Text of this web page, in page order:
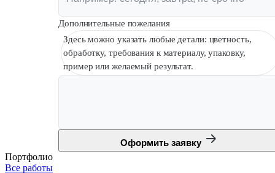
Дополнительные пожелания
Здесь можно указать любые детали: цветность,
обработку, требования к материалу, упаковку,
пример или желаемый результат.
Оформить заявку
Портфолио
Все работы